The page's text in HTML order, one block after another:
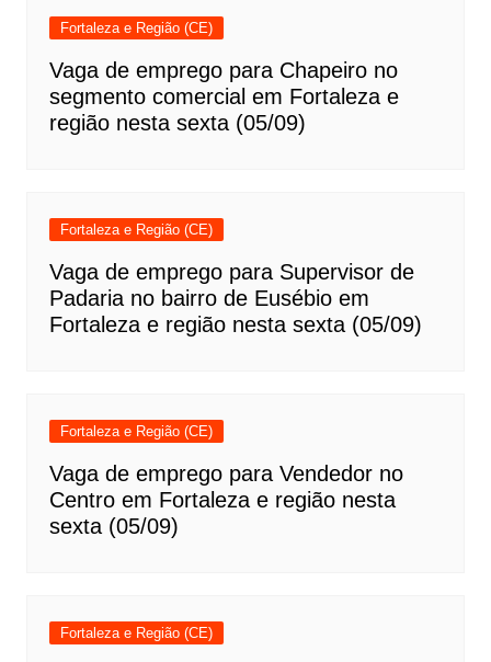
Fortaleza e Região (CE)
Vaga de emprego para Chapeiro no
segmento comercial em Fortaleza e
região nesta sexta (05/09)
Fortaleza e Região (CE)
Vaga de emprego para Supervisor de
Padaria no bairro de Eusébio em
Fortaleza e região nesta sexta (05/09)
Fortaleza e Região (CE)
Vaga de emprego para Vendedor no
Centro em Fortaleza e região nesta
sexta (05/09)
Fortaleza e Região (CE)